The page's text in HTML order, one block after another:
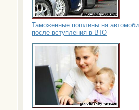
Таможенные пошлины на
после вступления в ВТО